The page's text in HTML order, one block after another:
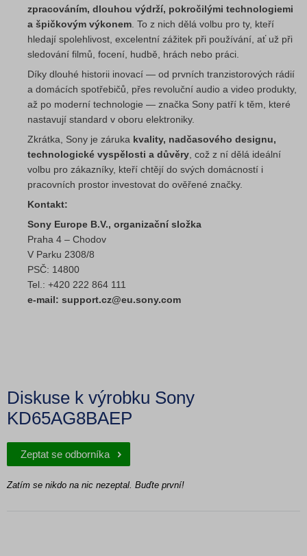
zpracováním, dlouhou výdrží, pokročilými technologiemi
a špičkovým výkonem . To z nich dělá volbu pro ty, kteří
hledají spolehlivost, excelentní zážitek při používání, ať už při
sledování filmů, focení, hudbě, hrách nebo práci.
Díky dlouhé historii inovací — od prvních tranzistorových rádií
a domácích spotřebičů, přes revoluční audio a video produkty,
až po moderní technologie — značka Sony patří k těm, které
nastavují standard v oboru elektroniky.
Zkrátka, Sony je záruka kvality, nadčasového designu,
technologické vyspělosti a důvěry , což z ní dělá ideální
volbu pro zákazníky, kteří chtějí do svých domácností i
pracovních prostor investovat do ověřené značky.
Kontakt:
Sony Europe B.V., organizační složka
Praha 4 – Chodov
V Parku 2308/8
PSČ: 14800
Tel.: +420 222 864 111
e-mail: support.cz@eu.sony.com
Diskuse k výrobku Sony
KD65AG8BAEP
Zeptat se odborníka
Zatím se nikdo na nic nezeptal. Buďte první!